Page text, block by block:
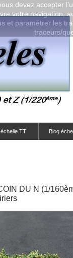
échelle TT Blog
DU N (1/
devez accepter
votre navigation,
et paramétrer les
traceurs/